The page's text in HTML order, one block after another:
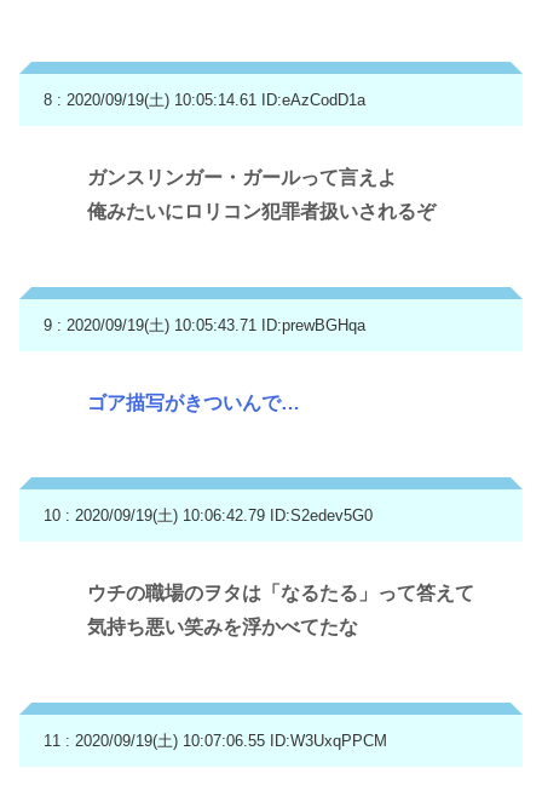
8 : 2020/09/19(土) 10:05:14.61 ID:eAzCodD1a
ガンスリンガー・ガールって言えよ
俺みたいにロリコン犯罪者扱いされるぞ
9 : 2020/09/19(土) 10:05:43.71 ID:prewBGHqa
ゴア描写がきついんで…
10 : 2020/09/19(土) 10:06:42.79 ID:S2edev5G0
ウチの職場のヲタは「なるたる」って答えて
気持ち悪い笑みを浮かべてたな
11 : 2020/09/19(土) 10:07:06.55 ID:W3UxqPPCM